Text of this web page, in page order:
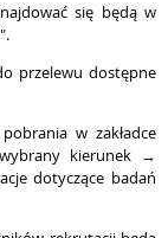
się będą w
przelewu dostępne
w zakładce
kierunek →
dotyczące badań